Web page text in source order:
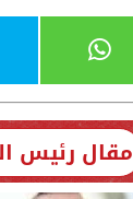
مقال رئيس